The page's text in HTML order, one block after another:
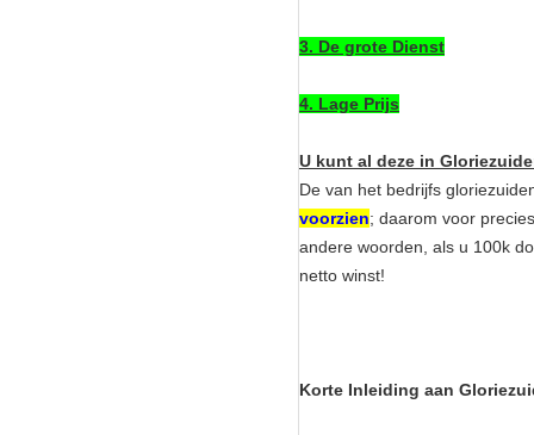
3. De grote Dienst
4. Lage Prijs
U kunt al deze in
De van het bedrijfs
voorzien; daarom voor
andere woorden, als u 100k
netto winst!
Korte Inleiding aan